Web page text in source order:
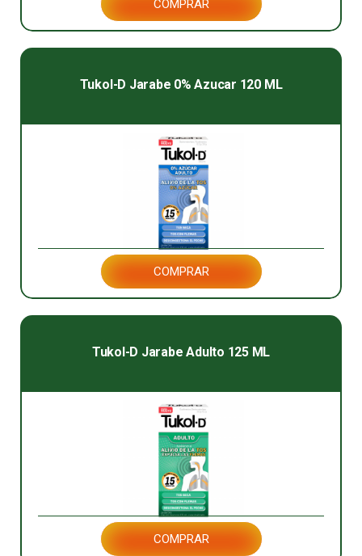
COMPRAR
Tukol-D Jarabe 0% Azucar 120 ML
COMPRAR
Tukol-D Jarabe Adulto 125 ML
COMPRAR